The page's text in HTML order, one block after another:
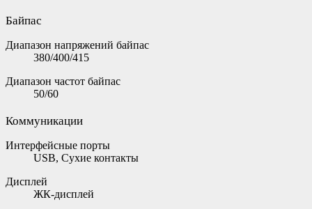
Байпас
Диапазон напряжений байпас
380/400/415
Диапазон частот байпас
50/60
Коммуникации
Интерфейсные порты
USB, Сухие контакты
Дисплей
ЖК-дисплей